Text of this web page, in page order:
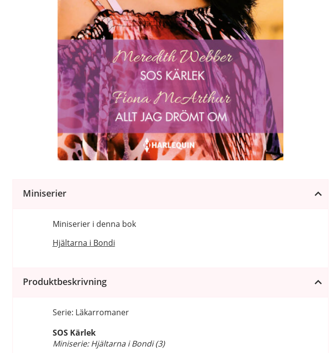
Miniserier
Miniserier i denna bok
Hjältarna i Bondi
Produktbeskrivning
Serie: Läkarromaner
SOS Kärlek
Miniserie: Hjältarna i Bondi (3)